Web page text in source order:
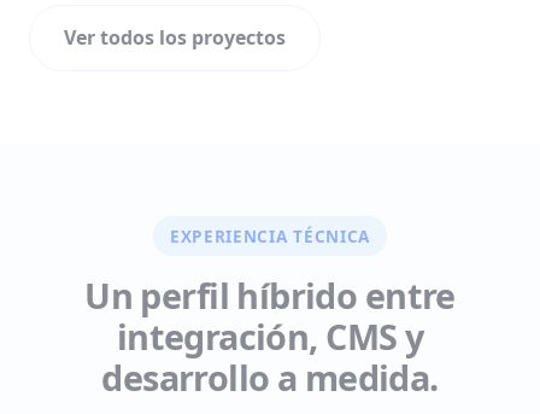
Ver todos los proyectos
EXPERIENCIA TÉCNICA
Un perfil híbrido entre
integración, CMS y
desarrollo a medida.